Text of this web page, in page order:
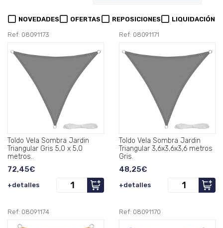
NOVEDADES OFERTAS REPOSICIONES LIQUIDACIÓN
Ref: 08091173
Toldo Vela Sombra Jardin
Triangular Gris 5,0 x 5,0
metros..
72,45€
+detalles
Ref: 08091171
Toldo Vela Sombra Jardin
Triangular 3,6x3,6x3,6 metros
Gris.
48,25€
+detalles
Ref: 08091174 Ref: 08091170